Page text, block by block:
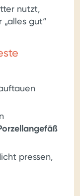
nutzt,
gut“
pressen,